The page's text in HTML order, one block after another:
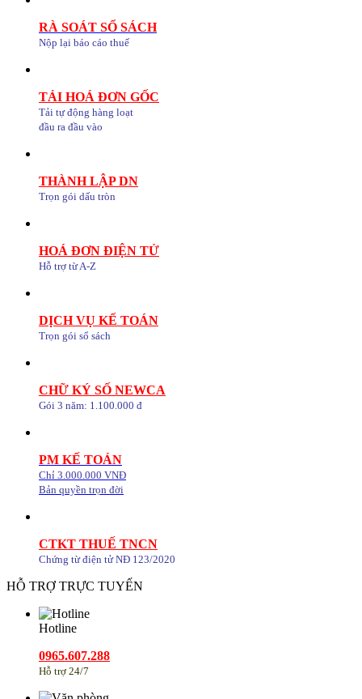
RÀ SOÁT SỔ SÁCH
Nộp lại báo cáo thuế
TẢI HOÁ ĐƠN GỐC
Tải tự động hàng loạt
đầu ra đầu vào
THÀNH LẬP DN
Trọn gói dấu tròn
HOÁ ĐƠN ĐIỆN TỬ
Hỗ trợ từ A-Z
DỊCH VỤ KẾ TOÁN
Trọn gói sổ sách
CHỮ KÝ SỐ NEWCA
Gói 3 năm: 1.100.000 đ
PM KẾ TOÁN
Chỉ 3.000.000 VNĐ
Bản quyền trọn đời
CTKT THUẾ TNCN
Chứng từ điện tử NĐ 123/2020
HỖ TRỢ TRỰC TUYẾN
Hotline
0965.607.288
Hỗ trợ 24/7